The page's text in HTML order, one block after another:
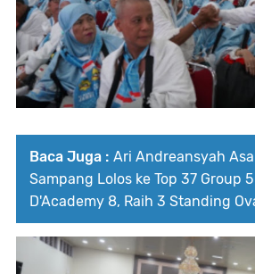
Baca Juga : Ari Andreansyah
Sampang Lolos ke Top 37 Group 5
D'Academy 8, Raih 3 Standing